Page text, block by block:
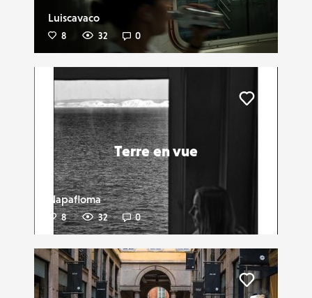
Luiscavaco
8 32 0
Terre en vue
Napafloma
8 32 0
Liker